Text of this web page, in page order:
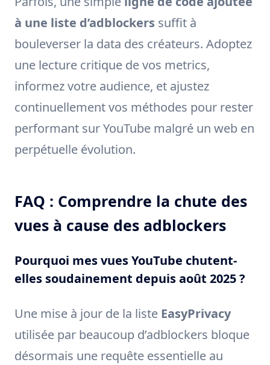
à une liste d’adblockers suffit à
bouleverser la data des créateurs. Adoptez
une lecture critique de vos metrics,
informez votre audience, et ajustez
continuellement vos méthodes pour rester
performant sur YouTube malgré un web en
perpétuelle évolution.
FAQ : Comprendre la chute des
vues à cause des adblockers
Pourquoi mes vues YouTube chutent-
elles soudainement depuis août 2025 ?
Une mise à jour de la liste EasyPrivacy
utilisée par beaucoup d’adblockers bloque
désormais une requête essentielle au